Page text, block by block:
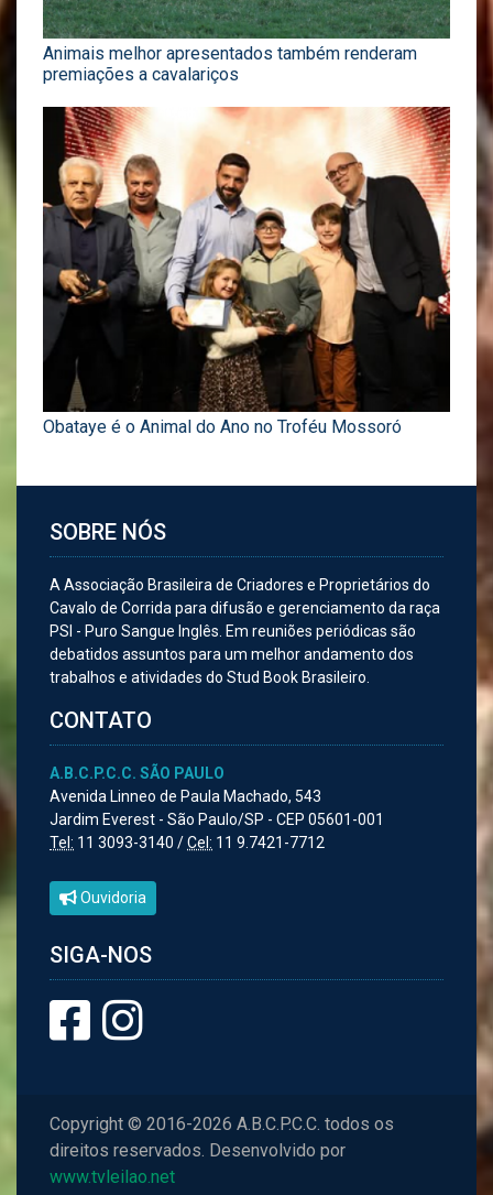
Animais melhor apresentados também renderam
premiações a cavalariços
Obataye é o Animal do Ano no Troféu Mossoró
SOBRE NÓS
A Associação Brasileira de Criadores e Proprietários do
Cavalo de Corrida para difusão e gerenciamento da raça
PSI - Puro Sangue Inglês. Em reuniões periódicas são
debatidos assuntos para um melhor andamento dos
trabalhos e atividades do Stud Book Brasileiro.
CONTATO
A.B.C.P.C.C. SÃO PAULO
Avenida Linneo de Paula Machado, 543
Jardim Everest - São Paulo/SP - CEP 05601-001
Tel: 11 3093-3140 /Cel: 11 9.7421-7712
Ouvidoria
SIGA-NOS
Copyright © 2016-2026 A.B.C.P.C.C. todos os
direitos reservados. Desenvolvido por
www.tvleilao.net